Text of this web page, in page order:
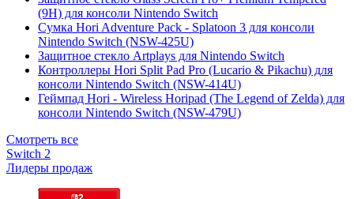
(9H) для консоли Nintendo Switch
Сумка Hori Adventure Pack - Splatoon 3 для консоли
Nintendo Switch (NSW-425U)
Защитное стекло Artplays для Nintendo Switch
Контроллеры Hori Split Pad Pro (Lucario & Pikachu) для
консоли Nintendo Switch (NSW-414U)
Геймпад Hori - Wireless Horipad (The Legend of Zelda) для
консоли Nintendo Switch (NSW-479U)
Смотреть все
Switch 2
Лидеры продаж